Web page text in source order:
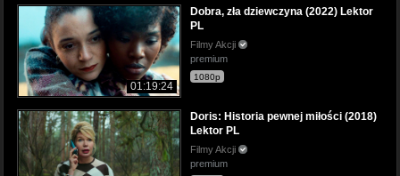
01:19:24
Dobra, zła dziewczyna (2022) Lektor
PL
Filmy Akcji
premium
1080p
Doris: Historia pewnej miłości (2018)
Lektor PL
Filmy Akcji
premium